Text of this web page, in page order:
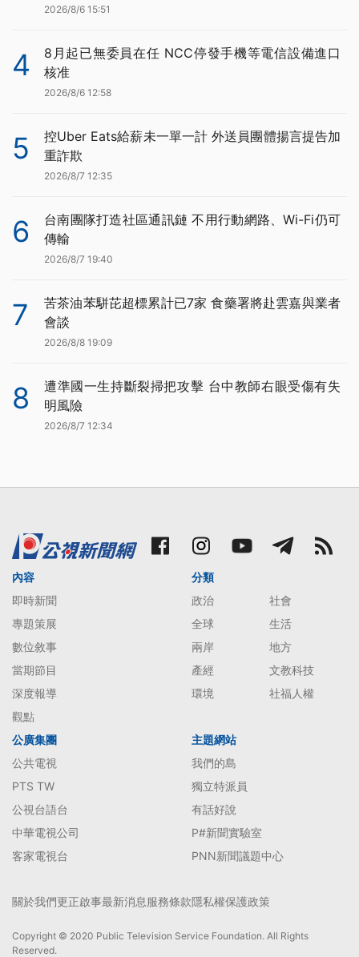
2026/8/6 15:51
4
8月起已無委員在任 NCC停發手機等電信設備進口
核准
2026/8/6 12:58
5
控Uber Eats給薪未一單一計 外送員團體揚言提告加
重詐欺
2026/8/7 12:35
6
台南團隊打造社區通訊鏈 不用行動網路、Wi-Fi仍可
傳輸
2026/8/7 19:40
7
苦茶油苯駢芘超標累計已7家 食藥署將赴雲嘉與業者
會談
2026/8/8 19:09
8
遭準國一生持斷裂掃把攻擊 台中教師右眼受傷有失
明風險
2026/8/7 12:34
內容
即時新聞
專題策展
數位敘事
當期節目
深度報導
觀點
分類
政治
社會
全球
生活
兩岸
地方
產經
文教科技
環境
社福人權
公廣集團
公共電視
PTS TW
公視台語台
中華電視公司
客家電視台
主題網站
我們的島
獨立特派員
有話好說
P#新聞實驗室
PNN新聞議題中心
關於我們更正啟事最新消息服務條款隱私權保護政策
Copyright © 2020 Public Television Service Foundation. All Rights
Reserved.